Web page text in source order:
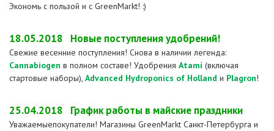
Экономь с пользой и с GreenMarkt! :)
18.05.2018 Новые поступления удобрений!
Свежие весенние поступления! Снова в наличии легенда:
Cannabiogen в полном составе! Удобрения Atami (включая
стартовые наборы), Advanced Hydroponics of Holland и Plagron!
25.04.2018 График работы в майские праздники
Уважаемыепокупатели! Магазины GreenMarkt Санкт-Петербурга и